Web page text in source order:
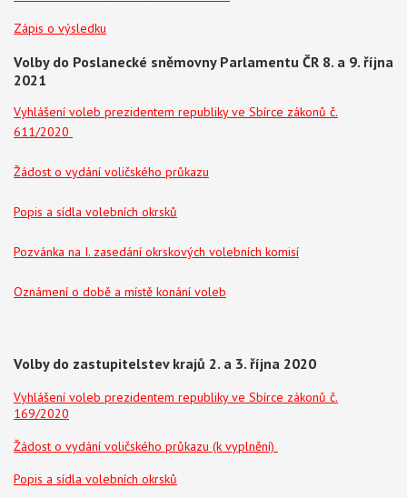
Zápis o výsledku
Volby do Poslanecké sněmovny Parlamentu ČR 8. a 9. října
2021
Vyhlášení voleb prezidentem republiky ve Sbírce zákonů č.
611/2020
Žádost o vydání voličského průkazu
Popis a sídla volebních okrsků
Pozvánka na I. zasedání okrskových volebních komisí
Oznámení o době a místě konání voleb
Volby do zastupitelstev krajů 2. a 3. října 2020
Vyhlášení voleb prezidentem republiky ve Sbírce zákonů č.
169/2020
Žádost o vydání voličského průkazu (k vyplnění)
Popis a sídla volebních okrsků